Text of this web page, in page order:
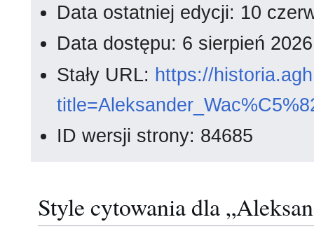
Data ostatniej edycji: 10
Data dostępu: 6 sierpień
Stały URL: https://
ID wersji strony: 84685
Style cytowania dla